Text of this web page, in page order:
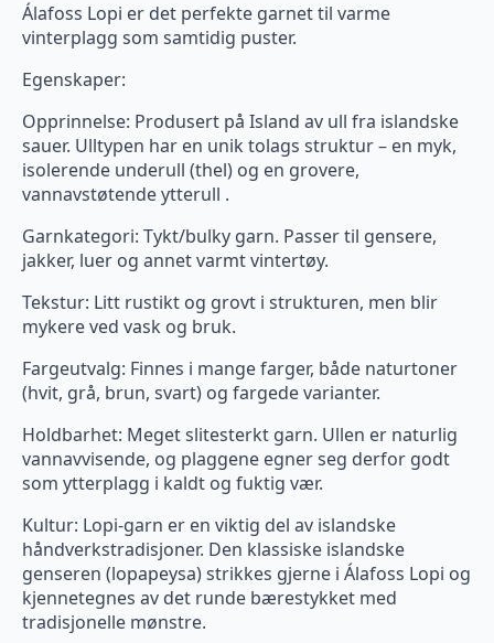
Álafoss Lopi er det perfekte garnet til varme
vinterplagg som samtidig puster.
Egenskaper:
Opprinnelse: Produsert på Island av ull fra islandske
sauer. Ulltypen har en unik tolags struktur – en myk,
isolerende underull (thel) og en grovere,
vannavstøtende ytterull .
Garnkategori: Tykt/bulky garn. Passer til gensere,
jakker, luer og annet varmt vintertøy.
Tekstur: Litt rustikt og grovt i strukturen, men blir
mykere ved vask og bruk.
Fargeutvalg: Finnes i mange farger, både naturtoner
(hvit, grå, brun, svart) og fargede varianter.
Holdbarhet: Meget slitesterkt garn. Ullen er naturlig
vannavvisende, og plaggene egner seg derfor godt
som ytterplagg i kaldt og fuktig vær.
Kultur: Lopi-garn er en viktig del av islandske
håndverkstradisjoner. Den klassiske islandske
genseren (lopapeysa) strikkes gjerne i Álafoss Lopi og
kjennetegnes av det runde bærestykket med
tradisjonelle mønstre.